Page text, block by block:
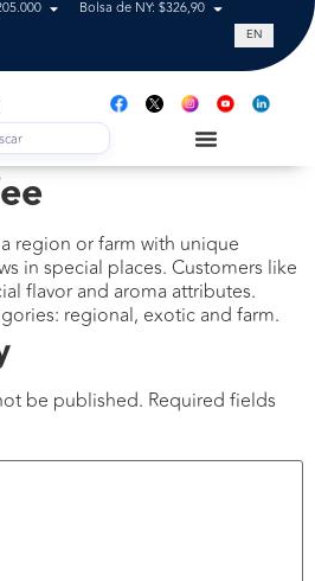
Bolsa de NY: $326,90 Tasa de
EN
region or farm with unique
in special places. Customers like
flavor and aroma attributes.
regional, exotic and farm.
be published. Required fields